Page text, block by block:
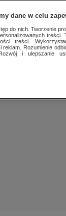
dane w celu
do nich. Tworzenie
treści.
treści.
Rozumienie
i ulepszanie